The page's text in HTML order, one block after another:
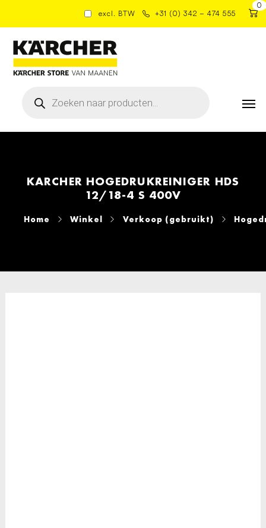
excl. BTW +31 (0) 342 – 474 555
0
zoeken
KARCHER HOGEDRUKREINIGER HDS
12/18-4 S 400V
Home Winkel Verkoop (gebruikt)